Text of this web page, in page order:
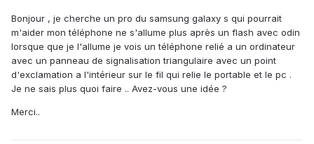
Bonjour , je cherche un pro du samsung galaxy s qui pourrait
m'aider mon téléphone ne s'allume plus après un flash avec odin
lorsque que je l'allume je vois un téléphone relié a un ordinateur
avec un panneau de signalisation triangulaire avec un point
d'exclamation a l'intérieur sur le fil qui relie le portable et le pc .
Je ne sais plus quoi faire .. Avez-vous une idée ?
Merci..